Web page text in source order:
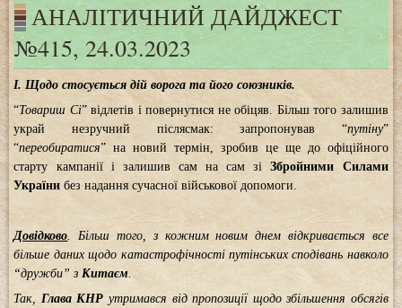
АНАЛІТИЧНИЙ ДАЙДЖЕСТ
№415, 24.03.2023
І. Щодо стосується дій ворога та його союзників.
“Товариш Сі” відлетів і повернутися не обіцяв. Більш того залишив
украй незручний післясмак: запропонував “путіну”
“переобиратися” на новий термін, зробив це ще до офіційного
старту кампанії і залишив сам на сам зіЗбройними Силами
України без надання сучасної військової допомоги.
Довідково . Більш того, з кожним новим днем відкривається все
більше даних щодо катастрофічності путінських сподівань навколо
“дружби” з Китаєм
Так, Глава КНР утримався від пропозиції щодо збільшення обсягів